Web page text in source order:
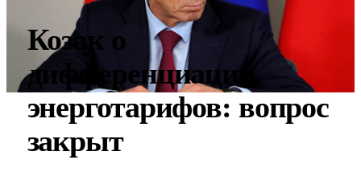
Козак о
дифференциации
энерготарифов: вопрос
закрыт